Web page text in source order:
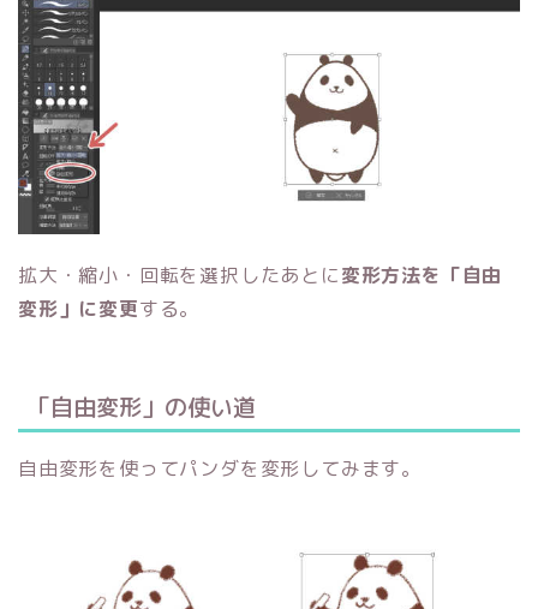
拡大・縮小・回転を選択したあとに変形方法を「自由
変形」に変更する。
「自由変形」の使い道
自由変形を使ってパンダを変形してみます。